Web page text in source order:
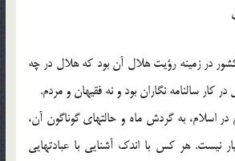
در زمينه رؤيت هلال آن بود كه هلال در چه
كار سالنامه نگاران بود و نه فقيهان و مردم.
در اسلام، به گردش ماه و حالتهاي گوناگون آن،
نيست. هر كس با اندك آشنايي با عبادتهايي